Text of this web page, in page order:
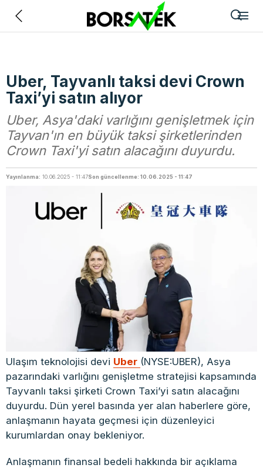
Uber, Tayvanlı taksi devi Crown
Taxi’yi satın alıyor
Uber, Asya'daki varlığını genişletmek için
Tayvan'ın en büyük taksi şirketlerinden
Crown Taxi'yi satın alacağını duyurdu.
Yayınlanma: 10.06.2025 - 11:47Son güncellenme: 10.06.2025 - 11:47
Ulaşım teknolojisi devi Uber (NYSE:UBER), Asya
pazarındaki varlığını genişletme stratejisi kapsamında
Tayvanlı taksi şirketi Crown Taxi’yi satın alacağını
duyurdu. Dün yerel basında yer alan haberlere göre,
anlaşmanın hayata geçmesi için düzenleyici
kurumlardan onay bekleniyor.
Anlaşmanın finansal bedeli hakkında bir açıklama